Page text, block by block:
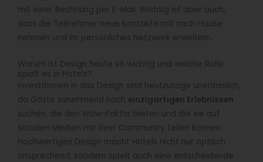
mit einer Rechnung per E-Mail. Wichtig ist aber auch,
dass die Teilnehmer neue Kontakte mit nach Hause
nehmen und ihr persönliches Netzwerk erweitern.
Warum ist Design heute so wichtig und welche Rolle
spielt es in Hotels?
Investitionen in das Design sind heutzutage unerlässlich,
da Gäste zunehmend nach einzigartigen Erlebnissen
suchen, die den Wow-Faktor bieten und die sie auf
sozialen Medien mit ihrer Community teilen können.
Hochwertiges Design macht Hotels nicht nur optisch
ansprechend, sondern spielt auch eine entscheidende